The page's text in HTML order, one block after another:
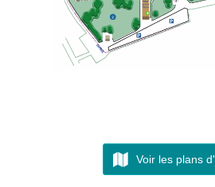
Voir les plans